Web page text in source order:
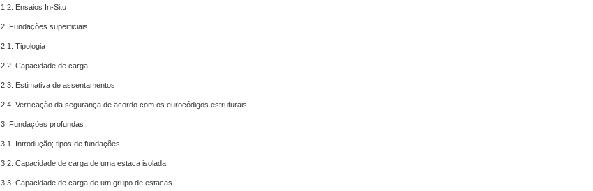
1.2. Ensaios In-Situ
2. Fundações superficiais
2.1. Tipologia
2.2. Capacidade de carga
2.3. Estimativa de assentamentos
2.4. Verificação da segurança de acordo com os eurocódigos estruturais
3. Fundações profundas
3.1. Introdução; tipos de fundações
3.2. Capacidade de carga de uma estaca isolada
3.3. Capacidade de carga de um grupo de estacas